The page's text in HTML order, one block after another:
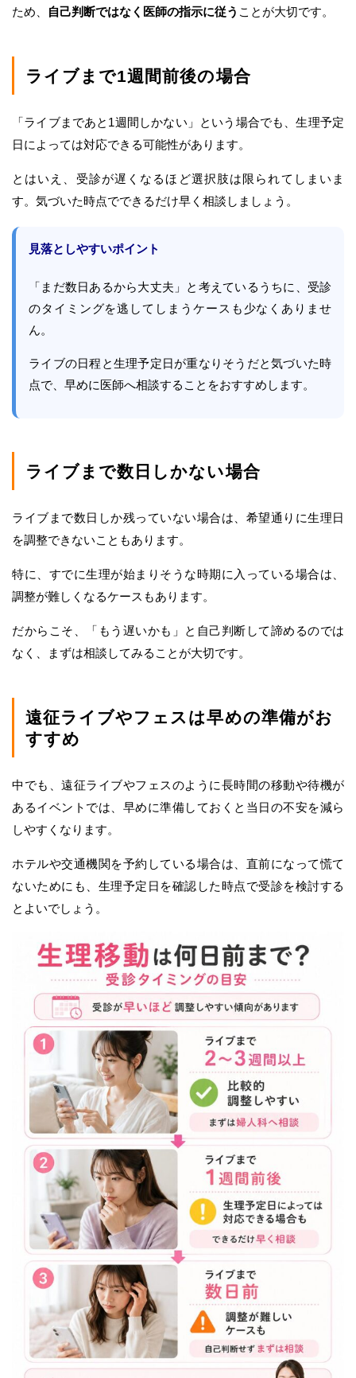
ため、
自己判断ではなく医師の指示に従う ことが大切です。
ライブまで1週間前後の場合
「ライブまであと1週間しかない」という場合でも、生理予定
日によっては対応できる可能性があります。
とはいえ、受診が遅くなるほど選択肢は限られてしまいま
す。気づいた時点でできるだけ早く相談しましょう。
見落としやすいポイント
「まだ数日あるから大丈夫」と考えているうちに、受診
のタイミングを逃してしまうケースも少なくありませ
ん。
ライブの日程と生理予定日が重なりそうだと気づいた時
点で、早めに医師へ相談することをおすすめします。
ライブまで数日しかない場合
ライブまで数日しか残っていない場合は、希望通りに生理日
を調整できないこともあります。
特に、すでに生理が始まりそうな時期に入っている場合は、
調整が難しくなるケースもあります。
だからこそ、「もう遅いかも」と自己判断して諦めるのでは
なく、まずは相談してみることが大切です。
遠征ライブやフェスは早めの準備がお
すすめ
中でも、遠征ライブやフェスのように長時間の移動や待機が
あるイベントでは、早めに準備しておくと当日の不安を減ら
しやすくなります。
ホテルや交通機関を予約している場合は、直前になって慌て
ないためにも、生理予定日を確認した時点で受診を検討する
とよいでしょう。